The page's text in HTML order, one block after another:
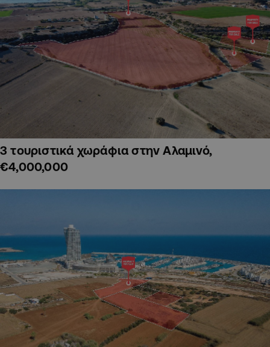
3 τουριστικά χωράφια στην Αλαμινό,
€4,000,000